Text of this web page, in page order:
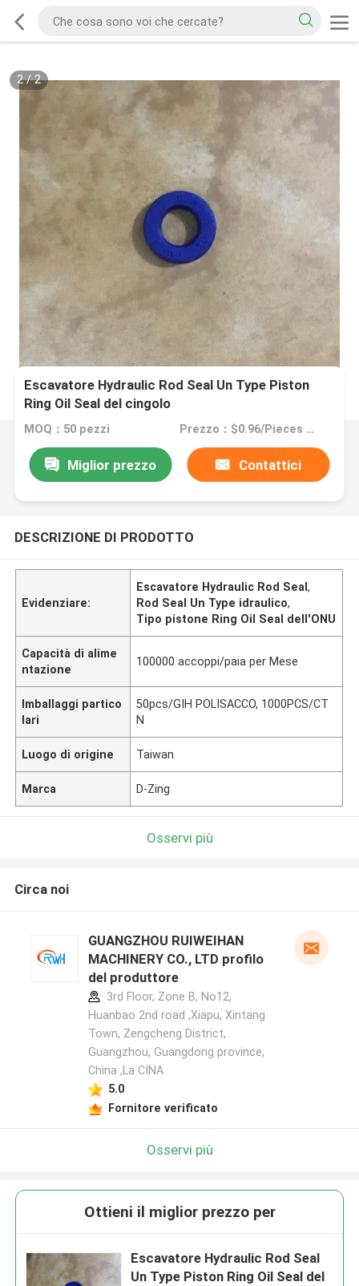
2/2
Escavatore Hydraulic Rod Seal Un Type Piston
Ring Oil Seal del cingolo
MOQ：50 pezzi Prezzo：$0.96/Pieces >=50 Pieces
Miglior prezzo Contattici
DESCRIZIONE DI PRODOTTO
Evidenziare:
Escavatore Hydraulic Rod Seal,
Rod Seal Un Type idraulico,
Tipo pistone Ring Oil Seal dell'ONU
Capacità di alime
ntazione
100000 accoppi/paia per Mese
Imballaggi partico
lari
50pcs/GIH POLISACCO, 1000PCS/CT
N
Luogo di origine Taiwan
Marca D-Zing
Osservi più
Circa noi
GUANGZHOU RUIWEIHAN
MACHINERY CO., LTD profilo
del produttore
3rd Floor, Zone B, No12,
Huanbao 2nd road ,Xiapu, Xintang
Town, Zengcheng District,
Guangzhou, Guangdong province,
China ,La CINA
5.0
Fornitore verificato
Osservi più
Ottieni il miglior prezzo per
Escavatore Hydraulic Rod Seal
Un Type Piston Ring Oil Seal del